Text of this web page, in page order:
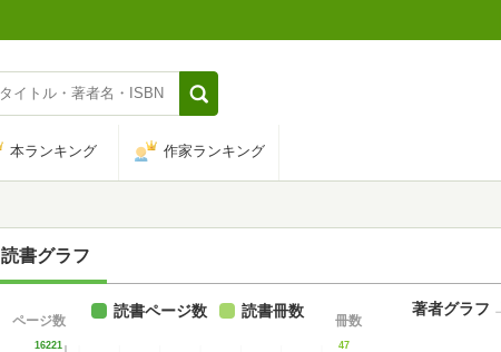
本ランキング 作家ランキング
読書グラフ
16221
ページ数
47
冊数
読書ページ数 読書冊数 著者グラフ